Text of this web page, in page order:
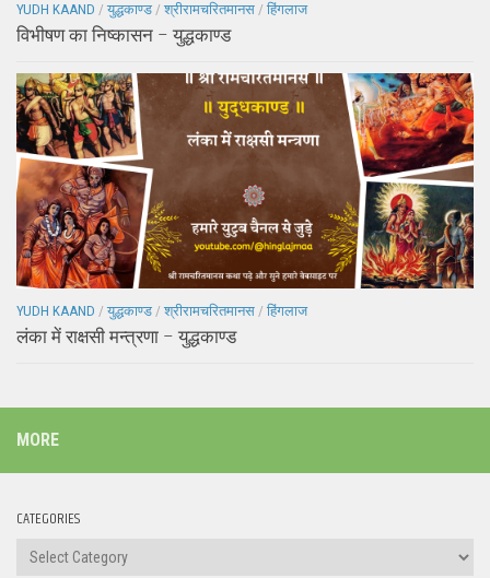
YUDH KAAND / युद्धकाण्ड / श्रीरामचरितमानस / हिंगलाज
विभीषण का निष्कासन – युद्धकाण्ड
YUDH KAAND / युद्धकाण्ड / श्रीरामचरितमानस / हिंगलाज
लंका में राक्षसी मन्त्रणा – युद्धकाण्ड
MORE
CATEGORIES
Categories